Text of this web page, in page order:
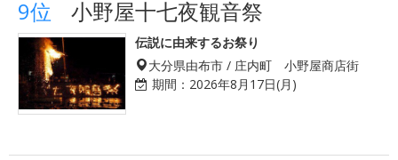
9位 小野屋十七夜観音祭
伝説に由来するお祭り
大分県由布市 / 庄内町 小野屋商店街
期間： 2026年8月17日(月)